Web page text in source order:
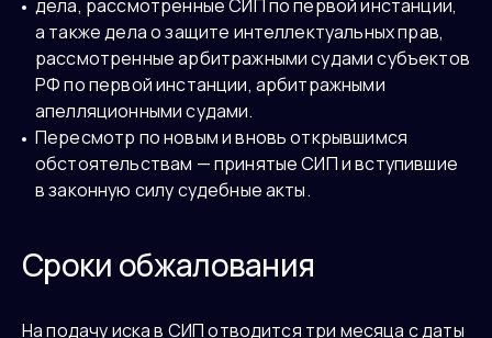
дела, рассмотренные СИП по первой инстанции,
а также дела о защите интеллектуальных прав,
рассмотренные арбитражными судами субъектов
РФ по первой инстанции, арбитражными
апелляционными судами.
Пересмотр по новым и вновь открывшимся
обстоятельствам — принятые СИП и вступившие
в законную силу судебные акты.
Сроки обжалования
На подачу иска в СИП отводится три месяца с даты